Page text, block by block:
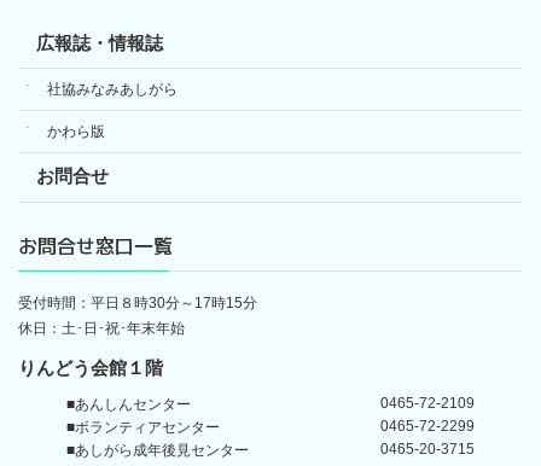
広報誌・情報誌
社協みなみあしがら
かわら版
お問合せ
お問合せ窓口一覧
受付時間：平日８時30分～17時15分
休日：土･日･祝･年末年始
りんどう会館１階
■あんしんセンター
0465-72-2109
■ボランティアセンター
0465-72-2299
■あしがら成年後見センター
0465-20-3715